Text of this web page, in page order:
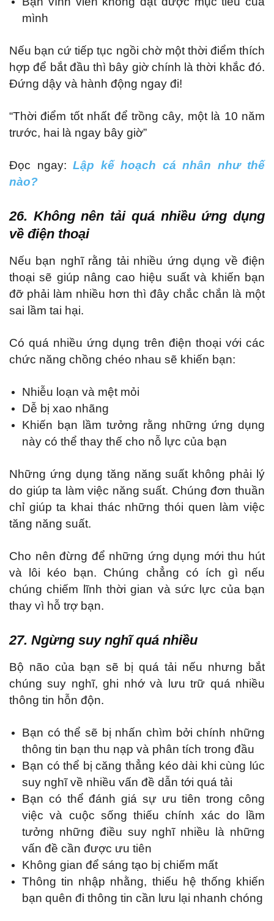
mình
Nếu bạn cứ tiếp tục ngồi chờ một thời điểm thích
hợp để bắt đầu thì bây giờ chính là thời khắc đó.
Đứng dậy và hành động ngay đi!
“Thời điểm tốt nhất để trồng cây, một là 10 năm
trước, hai là ngay bây giờ”
Đọc ngay: Lập kế hoạch cá nhân như thế
nào?
26. Không nên tải quá nhiều ứng dụng
về điện thoại
Nếu bạn nghĩ rằng tải nhiều ứng dụng về điện
thoại sẽ giúp nâng cao hiệu suất và khiến bạn
đỡ phải làm nhiều hơn thì đây chắc chắn là một
sai lầm tai hại.
Có quá nhiều ứng dụng trên điện thoại với các
chức năng chồng chéo nhau sẽ khiến bạn:
Nhiễu loạn và mệt mỏi
Dễ bị xao nhãng
Khiến bạn lầm tưởng rằng những ứng dụng
này có thể thay thế cho nỗ lực của bạn
Những ứng dụng tăng năng suất không phải lý
do giúp ta làm việc năng suất. Chúng đơn thuần
chỉ giúp ta khai thác những thói quen làm việc
tăng năng suất.
Cho nên đừng để những ứng dụng mới thu hút
và lôi kéo bạn. Chúng chẳng có ích gì nếu
chúng chiếm lĩnh thời gian và sức lực của bạn
thay vì hỗ trợ bạn.
27. Ngừng suy nghĩ quá nhiều
Bộ não của bạn sẽ bị quá tải nếu nhưng bắt
chúng suy nghĩ, ghi nhớ và lưu trữ quá nhiều
thông tin hỗn độn.
Bạn có thể sẽ bị nhấn chìm bởi chính những
thông tin bạn thu nạp và phân tích trong đầu
Bạn có thể bị căng thẳng kéo dài khi cùng lúc
suy nghĩ về nhiều vấn đề dẫn tới quá tải
Bạn có thể đánh giá sự ưu tiên trong công
việc và cuộc sống thiếu chính xác do lầm
tưởng những điều suy nghĩ nhiều là những
vấn đề cần được ưu tiên
Không gian để sáng tạo bị chiếm mất
Thông tin nhập nhằng, thiếu hệ thống khiến
bạn quên đi thông tin cần lưu lại nhanh chóng